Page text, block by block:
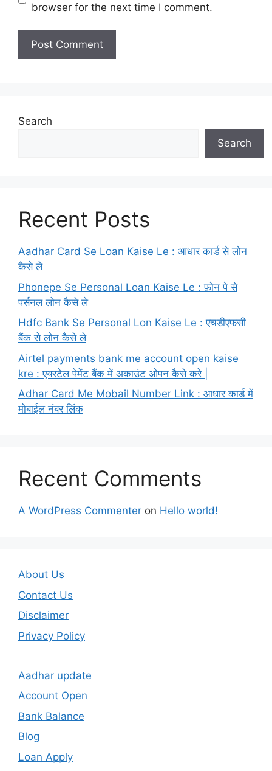
browser for the next time I comment.
Search
Search
Recent Posts
Aadhar Card Se Loan Kaise Le : आधार कार्ड से लोन
कैसे ले
Phonepe Se Personal Loan Kaise Le : फ़ोन पे से
पर्सनल लोन कैसे ले
Hdfc Bank Se Personal Lon Kaise Le : एचडीएफसी
बैंक से लोन कैसे ले
Airtel payments bank me account open kaise
kre : एयरटेल पेमेंट बैंक में अकाउंट ओपन कैसे करे |
Adhar Card Me Mobail Number Link : आधार कार्ड में
मोबाईल नंबर लिंक
Recent Comments
A WordPress Commenter on Hello world!
About Us
Contact Us
Disclaimer
Privacy Policy
Aadhar update
Account Open
Bank Balance
Blog
Loan Apply